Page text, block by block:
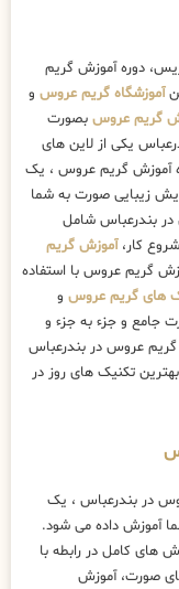
دوره آموزش گریم
آموزشگاه گریم عروس و
گریم عروس بصورت
یکی از لاین های
آموزش گریم عروس ، یک
زیبایی صورت به شما
بندرعباس شامل
کار،آموزش گریم
گریم عروس با استفاده
های گریم عروس و
جامع و جزء به جزء و
گریم عروس در بندرعباس
تکنیک های روز در
در بندرعباس ، یک
آموزش داده می شود.
های کامل در رابطه با
صورت، آموزش